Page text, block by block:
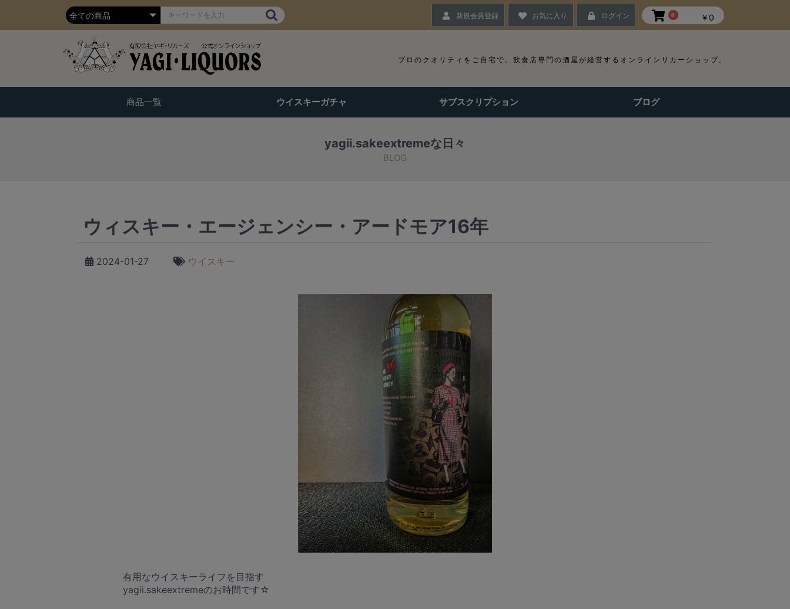
新規会員登録 お気に入り ログイン 0 ￥0
プロのクオリティをご自宅で。 飲食店専門の酒屋が経営するオンラインリカーショップ。
商品一覧 ウイスキーガチャ サブスクリプション ブログ
yagii.sakeextremeな日々
BLOG
ウィスキー・エージェンシー・アードモア16年
2024-01-27 ウイスキー
有用なウイスキーライフを目指す
yagii.sakeextremeのお時間です☆